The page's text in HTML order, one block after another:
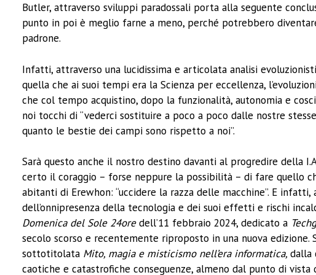
Butler, attraverso sviluppi paradossali porta alla seguente
punto in poi è meglio farne a meno, perché potrebbero
padrone.
Infatti, attraverso una lucidissima e articolata analisi
quella che ai suoi tempi era la Scienza per eccellenza,
che col tempo acquistino, dopo la funzionalità, autonomia e
noi tocchi di “vederci sostituire a poco a poco dalle nostre
quanto le bestie dei campi sono rispetto a noi”.
Sarà questo anche il nostro destino davanti al progredire della
certo il coraggio – forse neppure la possibilità – di fare quello
abitanti di Erewhon: “uccidere la razza delle macchine”. E
dell’onnipresenza della tecnologia e dei suoi effetti e rischi
Domenica del Sole 24oredell’11 febbraio 2024, dedicato a
secolo scorso e recentemente riproposto in una nuova
sottotitolata Mito, magia e misticismo nell’era informatica,dalla
caotiche e catastrofiche conseguenze, almeno dal punto di